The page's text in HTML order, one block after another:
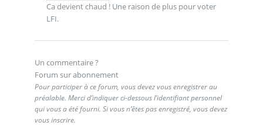
Ca devient chaud ! Une raison de plus pour voter
LFI.
Un commentaire ?
Forum sur abonnement
Pour participer à ce forum, vous devez vous enregistrer au
préalable. Merci d’indiquer ci-dessous l’identifiant personnel
qui vous a été fourni. Si vous n’êtes pas enregistré, vous devez
vous inscrire.